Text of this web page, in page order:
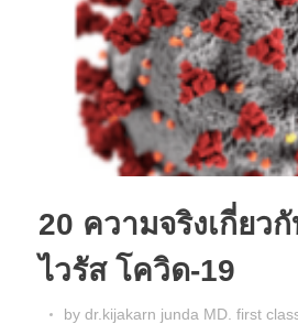
20 ความจริงเกี่ยว
ไวรัส โควิด-19
by dr.kijakarn junda MD. first